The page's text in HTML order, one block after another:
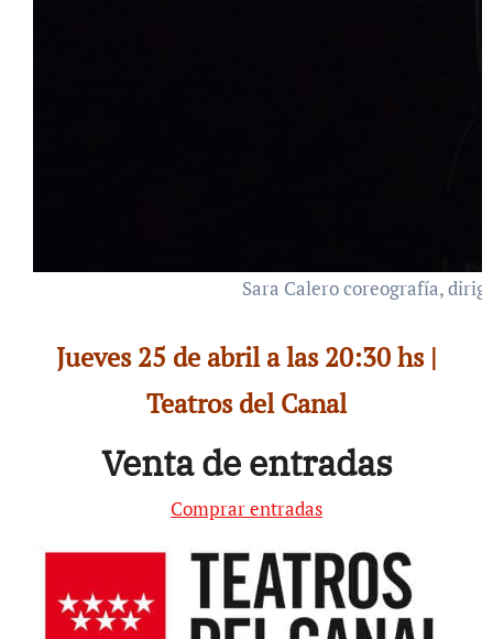
Sara Calero coreografía,
Jueves 25 de abril a las 20:30 hs |
Teatros del Canal
Venta de entradas
Comprar entradas